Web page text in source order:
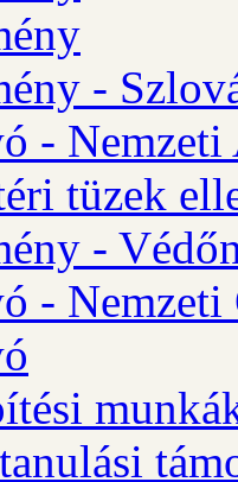
-
- Nemzeti
tüzek
-
- Nemzeti